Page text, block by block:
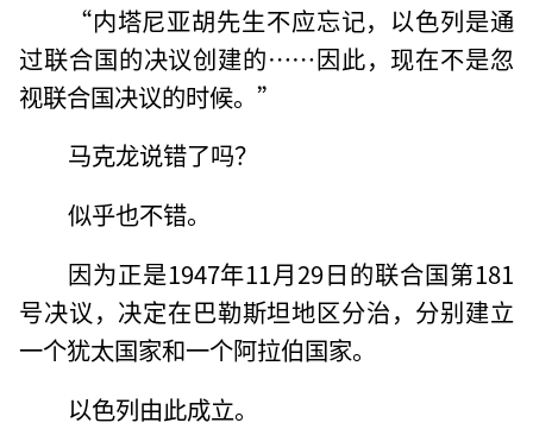
“内塔尼亚胡先生不应忘记，以色列是通
过联合国的决议创建的……因此，现在不是忽
视联合国决议的时候。”
马克龙说错了吗？
似乎也不错。
因为正是1947年11月29日的联合国第181
号决议，决定在巴勒斯坦地区分治，分别建立
一个犹太国家和一个阿拉伯国家。
以色列由此成立。